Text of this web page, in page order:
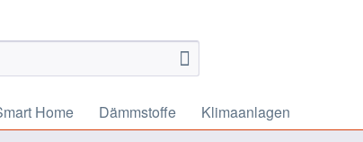
Home Dämmstoffe Klimaanlagen